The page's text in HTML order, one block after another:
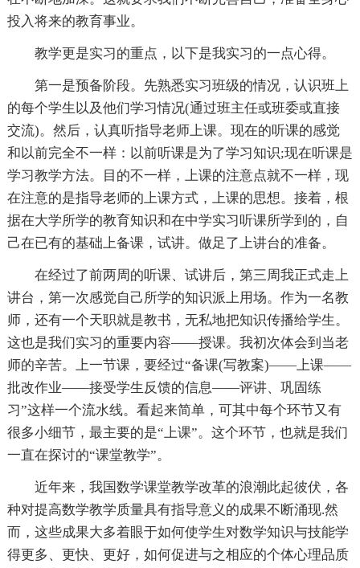
投入将来的教育事业。
教学更是实习的重点，以下是我实习的一点心得。
第一是预备阶段。先熟悉实习班级的情况，认识班上
的每个学生以及他们学习情况(通过班主任或班委或直接
交流)。然后，认真听指导老师上课。现在的听课的感觉
和以前完全不一样：以前听课是为了学习知识;现在听课是
学习教学方法。目的不一样，上课的注意点就不一样，现
在注意的是指导老师的上课方式，上课的思想。接着，根
据在大学所学的教育知识和在中学实习听课所学到的，自
己在已有的基础上备课，试讲。做足了上讲台的准备。
在经过了前两周的听课、试讲后，第三周我正式走上
讲台，第一次感觉自己所学的知识派上用场。作为一名教
师，还有一个天职就是教书，无私地把知识传播给学生。
这也是我们实习的重要内容——授课。我初次体会到当老
师的辛苦。上一节课，要经过“备课(写教案)——上课——
批改作业——接受学生反馈的信息——评讲、巩固练
习”这样一个流水线。看起来简单，可其中每个环节又有
很多小细节，最主要的是“上课”。这个环节，也就是我们
一直在探讨的“课堂教学”。
近年来，我国数学课堂教学改革的浪潮此起彼伏，各
种对提高数学教学质量具有指导意义的成果不断涌现.然
而，这些成果大多着眼于如何使学生对数学知识与技能学
得更多、更快、更好，如何促进与之相应的个体心理品质